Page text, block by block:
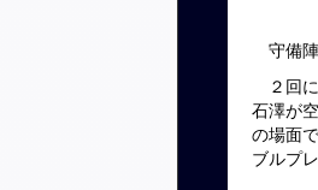
守備
２回
石澤が
の場面
ブルプ